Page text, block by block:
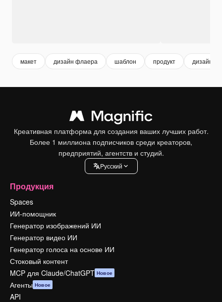
макет дизайн флаера шаблон продукт дизайн
Креативная платформа для создания ваших лучших работ.
Более 1 миллиона подписчиков среди креаторов,
предприятий, агентств и студий.
Pусский
Продукция
Spaces
ИИ-помощник
Генератор изображений ИИ
Генератор видео ИИ
Генератор голоса на основе ИИ
Стоковый контент
MCP для Claude/ChatGPT Новое
Агенты Новое
API